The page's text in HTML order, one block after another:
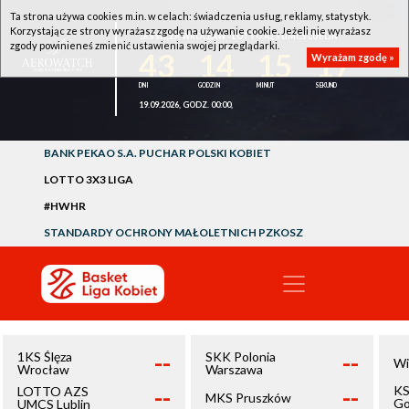
1KS ŚLĘZA WROCŁAW - LOTTO AZS UMCS LUBLIN
17
19.09.2026, GODZ. 00:00,
BANK PEKAO S.A. PUCHAR POLSKI KOBIET
LOTTO 3X3 LIGA
#HWHR
STANDARDY OCHRONY MAŁOLETNICH PZKOSZ
1KS Ślęza
Wrocław
--
LOTTO AZS
UMCS Lublin
--
SKK Polonia
Warszawa
--
MKS Pruszków --
Ta strona używa cookies m.in. w celach: świadczenia usług, reklamy, statystyk.
Korzystając ze strony wyrażasz zgodę na używanie cookie. Jeżeli nie wyrażasz
zgody powinieneś zmienić ustawienia swojej przeglądarki.
Wyrażam zgodę »